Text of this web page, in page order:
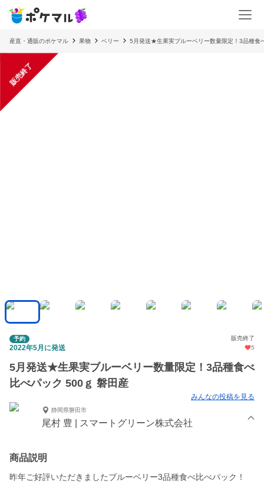
産直・通販のポケマル 果物 ベリー 5月発送★生果実ブルーベリー数量限定！3品種食
販売終了
予約 販売終了
2022年5月に発送 5
5月発送★生果実ブルーベリー数量限定！3品種食べ
比べパック 500ｇ 磐田産
みんなの投稿を見る
静岡県磐田市
尾村 豊 | スマートグリーン株式会社
商品説明
昨年ご好評いただきましたブルーベリー3品種食べ比べパック！